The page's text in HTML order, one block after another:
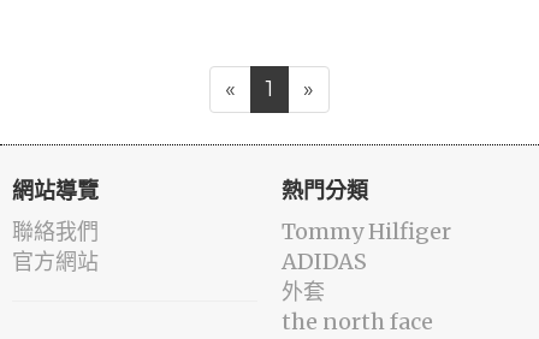
« 1 »
網站導覽
聯絡我們
官方網站
熱門分類
Tommy Hilfiger
ADIDAS
外套
the north face